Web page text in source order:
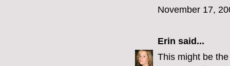
November 17,
Erin said...
This might be